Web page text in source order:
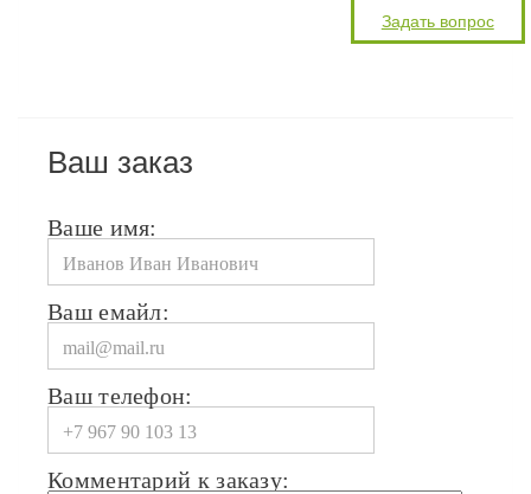
Ваш заказ
Ваше имя:
Ваш емайл:
Ваш телефон:
Комментарий к заказу: